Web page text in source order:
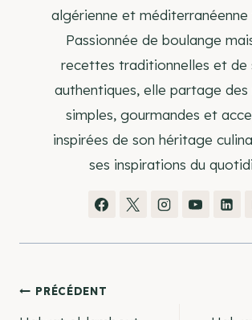
algérienne et méditerranéenne
Passionnée de boulange
recettes traditionnelles et de
authentiques, elle partage
simples, gourmandes et
inspirées de son héritage
ses inspirations du
Navigation
PRÉCÉDENT